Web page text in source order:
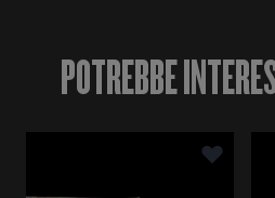
POTREBBE
È possibile navigare tra gli
Premere per saltare il